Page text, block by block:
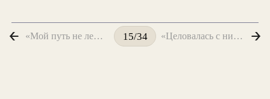
«Мой путь не лежит мимо дому — твоего...» 15/34 «Целовалась с нищим, с вором, с горбачом...»